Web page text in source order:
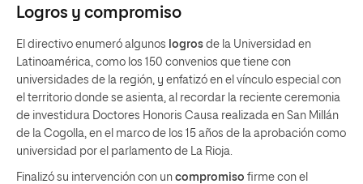
Logros y compromiso
El directivo enumeró algunos logros de la Universidad en
Latinoamérica, como los 150 convenios que tiene con
universidades de la región, y enfatizó en el vínculo especial con
el territorio donde se asienta, al recordar la reciente ceremonia
de investidura Doctores Honoris Causa realizada en San Millán
de la Cogolla, en el marco de los 15 años de la aprobación como
universidad por el parlamento de La Rioja.
Finalizó su intervención con un compromiso firme con el